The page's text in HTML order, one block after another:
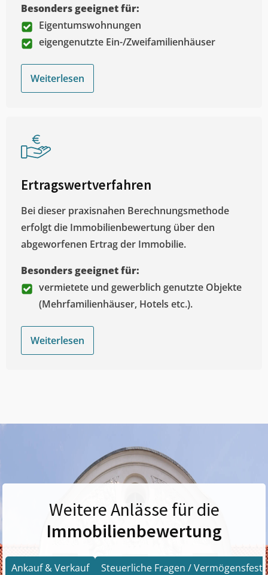
Besonders geeignet für:
Eigentumswohnungen
eigengenutzte Ein-/Zweifamilienhäuser
Weiterlesen
Ertragswertverfahren
Bei dieser praxisnahen Berechnungsmethode
erfolgt die Immobilienbewertung über den
abgeworfenen Ertrag der Immobilie.
Besonders geeignet für:
vermietete und gewerblich genutzte Objekte
(Mehrfamilienhäuser, Hotels etc.).
Weiterlesen
Weitere Anlässe für die
Immobilienbewertung
Ankauf & Verkauf Steuerliche Fragen /